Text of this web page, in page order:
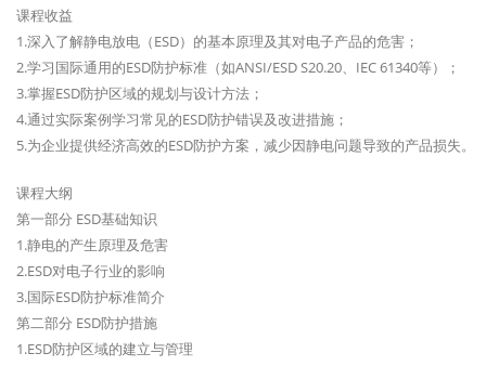
课程收益
1.深入了解静电放电（ESD）的基本原理及其对电子产品的危害；
2.学习国际通用的ESD防护标准（如ANSI/ESD S20.20、IEC 61340等）；
3.掌握ESD防护区域的规划与设计方法；
4.通过实际案例学习常见的ESD防护错误及改进措施；
5.为企业提供经济高效的ESD防护方案，减少因静电问题导致的产品损失。
课程大纲
第一部分 ESD基础知识
1.静电的产生原理及危害
2.ESD对电子行业的影响
3.国际ESD防护标准简介
第二部分 ESD防护措施
1.ESD防护区域的建立与管理